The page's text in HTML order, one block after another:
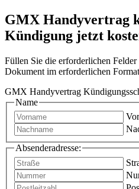
GMX Handyvertrag
Kündigung jetzt
Füllen Sie die erforderlichen Felder
Dokument im erforderlichen
GMX Handyvertrag
Name
Absenderadresse: